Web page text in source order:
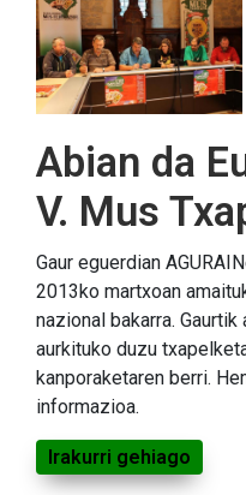
Abian da
V. Mus
Gaur eguerdian
2013ko martxoan
nazional bakarra.
aurkituko duzu
kanporaketaren berri.
informazioa.
Irakurri gehiago